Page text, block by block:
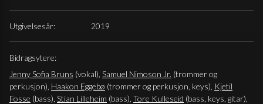
Utgivelsesår: 2019
Bidragsytere:
Jenny Sofia Bruns (vokal), Samuel Nimoson Jr. (trommer og
perkusjon), Haakon Eggebø (trommer og perkusjon, keys), Kjetil
Fosse (bass), Stian Lilleheim (bass), Tore Kulleseid (bass, keys, gitar),